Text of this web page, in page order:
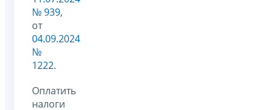
№ 939,
от
04.09.2024
№
1222.
Оплатить
налоги